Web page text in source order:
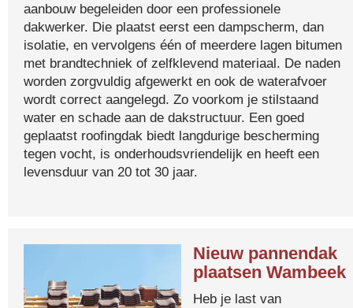
aanbouw begeleiden door een professionele
dakwerker. Die plaatst eerst een dampscherm, dan
isolatie, en vervolgens één of meerdere lagen bitumen
met brandtechniek of zelfklevend materiaal. De naden
worden zorgvuldig afgewerkt en ook de waterafvoer
wordt correct aangelegd. Zo voorkom je stilstaand
water en schade aan de dakstructuur. Een goed
geplaatst roofingdak biedt langdurige bescherming
tegen vocht, is onderhoudsvriendelijk en heeft een
levensduur van 20 tot 30 jaar.
Nieuw pannendak
plaatsen Wambeek
Heb je last van